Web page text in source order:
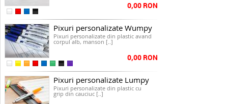
0,00 RON
Pixuri personalizate Wumpy
Pixuri personalizate din plastic avand
corpul alb, manson [..]
0,00 RON
Pixuri personalizate Lumpy
Pixuri personalizate din plastic cu
grip din cauciuc [..]